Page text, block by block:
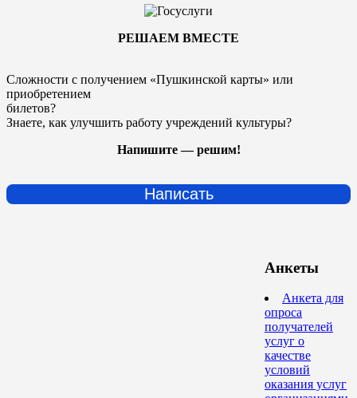
РЕШАЕМ ВМЕСТЕ
Сложности с получением «Пушкинской карты» или
приобретением
билетов?
Знаете, как улучшить работу учреждений культуры?
Напишите — решим!
Написать
Анкеты
Анкета для
опроса
получателей
услуг о
качестве
условий
оказания услуг